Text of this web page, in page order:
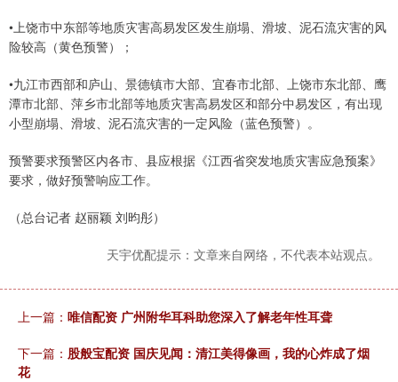
•上饶市中东部等地质灾害高易发区发生崩塌、滑坡、泥石流灾害的风
险较高（黄色预警）；
•九江市西部和庐山、景德镇市大部、宜春市北部、上饶市东北部、鹰
潭市北部、萍乡市北部等地质灾害高易发区和部分中易发区，有出现
小型崩塌、滑坡、泥石流灾害的一定风险（蓝色预警）。
预警要求预警区内各市、县应根据《江西省突发地质灾害应急预案》
要求，做好预警响应工作。
（总台记者 赵丽颖 刘昀彤）
天宇优配提示：文章来自网络，不代表本站观点。
上一篇： 唯信配资 广州附华耳科助您深入了解老年性耳聋
下一篇： 股般宝配资 国庆见闻：清江美得像画，我的心炸成了烟
花